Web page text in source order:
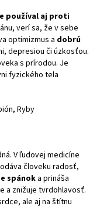
používal aj proti
verí sa, že v sebe
optimizmus a dobrú
depresiou či úzkosťou.
s prírodou. Je
fyzického tela
Ryby
V ľudovej medicíne
človeku radosť,
spánoka prináša
a znižuje tvrdohlavosť.
ale aj na štítnu